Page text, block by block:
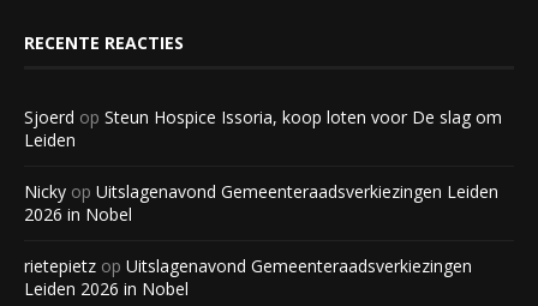
RECENTE REACTIES
Sjoerd op Steun Hospice Issoria, koop loten voor De slag om
Leiden
Nicky op Uitslagenavond Gemeenteraadsverkiezingen Leiden
2026 in Nobel
rietepietz op Uitslagenavond Gemeenteraadsverkiezingen
Leiden 2026 in Nobel